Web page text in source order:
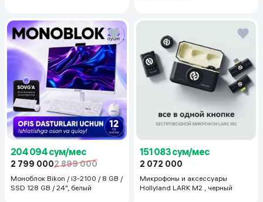
204 094 сум/мес
2 799 0002 899 000
Моноблок Bikon / i3-2100 / 8 GB /
SSD 128 GB / 24", белый
151 083 сум/мес
2 072 000
Микрофоны и аксессуары
Hollyland LARK M2 , черный